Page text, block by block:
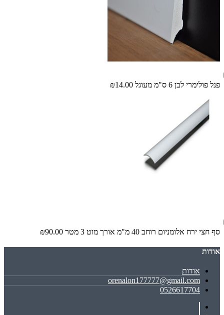
פנל פולימרי לבן 6 ס"מ מעוגל ₪14.00
סף חצי ירח אלומניום רוחב 40 מ"מ אורך מוט 3 מטר ₪90.00
אודות
אודות
orenalon177777@gmail.com
0526617704